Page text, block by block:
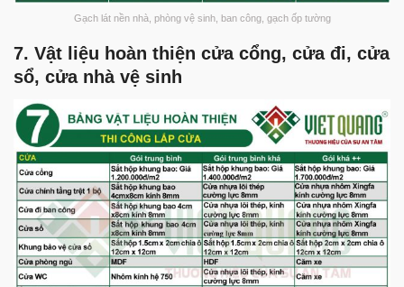
Gạch lát nền nhà, phòng vệ sinh, ban công, gạch ốp tường
7. Vật liệu hoàn thiện cửa cổng, cửa đi, cửa
sổ, cửa nhà vệ sinh